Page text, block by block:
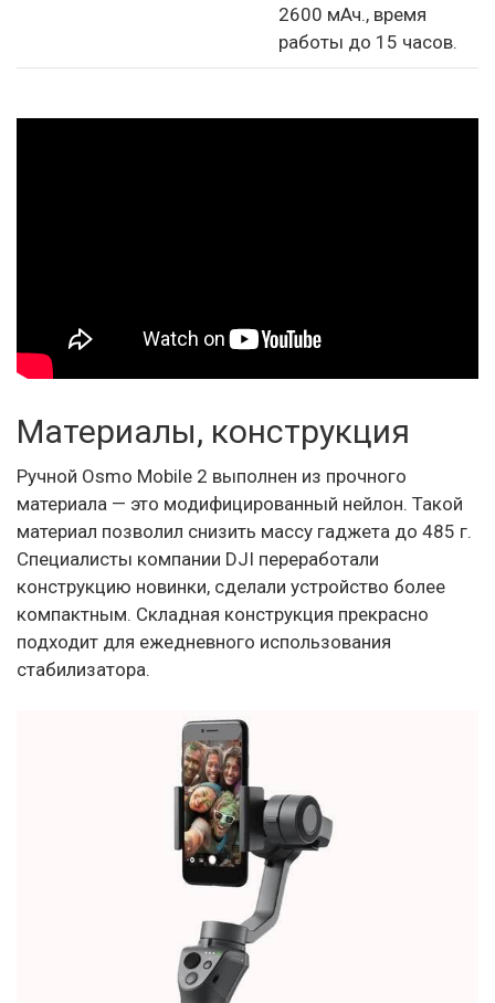
2600 мАч., время
работы до 15 часов.
Материалы, конструкция
Ручной Osmo Mobile 2 выполнен из прочного
материала — это модифицированный нейлон. Такой
материал позволил снизить массу гаджета до 485 г.
Специалисты компании DJI переработали
конструкцию новинки, сделали устройство более
компактным. Складная конструкция прекрасно
подходит для ежедневного использования
стабилизатора.